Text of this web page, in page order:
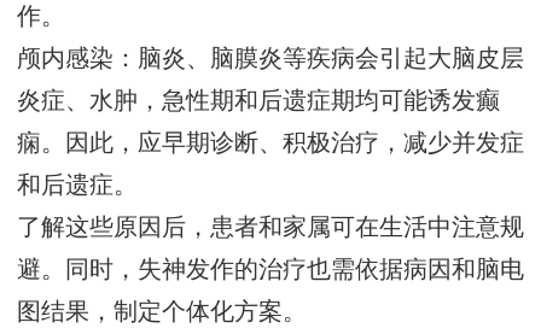
作。
颅内感染：脑炎、脑膜炎等疾病会引起大脑皮层
炎症、水肿，急性期和后遗症期均可能诱发癫
痫。因此，应早期诊断、积极治疗，减少并发症
和后遗症。
了解这些原因后，患者和家属可在生活中注意规
避。同时，失神发作的治疗也需依据病因和脑电
图结果，制定个体化方案。